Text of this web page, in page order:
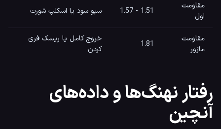
مقاومت
اول
1.51 - 1.57 سیو سود یا اسکلپ شورت
مقاومت
ماژور
1.81
خروج کامل یا ریسک فری
کردن
رفتار نهنگ‌ها و داده‌های
آنچین